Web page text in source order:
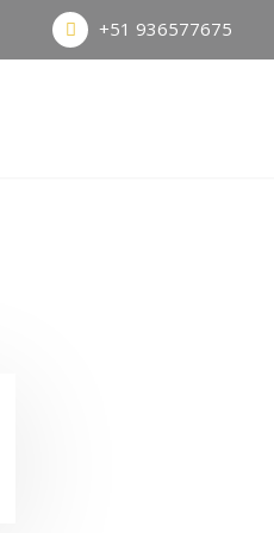
+51 936577675